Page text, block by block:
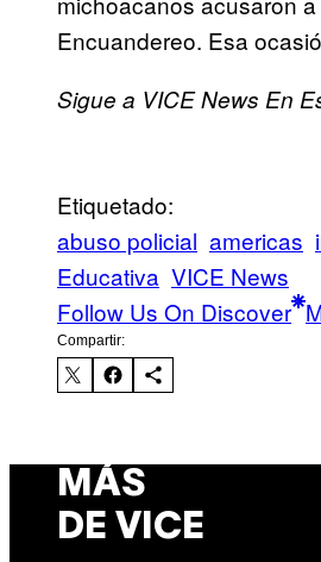
Encuandereo. Esa
Sigue a VICE News En
Etiquetado:
abuso policial americas
Educativa VICE News
Follow Us On Discover
Compartir:
MÁS
DE VICE